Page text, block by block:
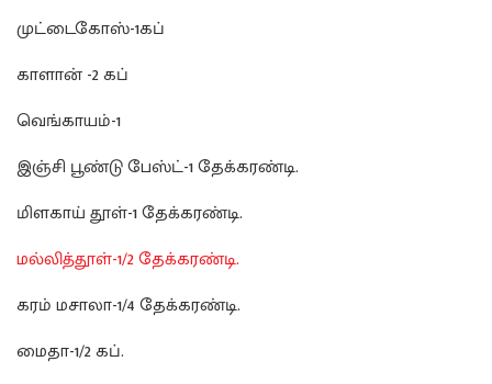
முட்டைகோஸ்-1கப்
காளான்-2 கப்
வெங்காயம்-1
இஞ்சி பூண்டு பேஸ்ட்-1 தேக்கரண்டி.
மிளகாய் தூள்-1 தேக்கரண்டி.
மல்லித்தூள்-1/2 தேக்கரண்டி.
கரம் மசாலா-1/4 தேக்கரண்டி.
மைதா-1/2 கப்.